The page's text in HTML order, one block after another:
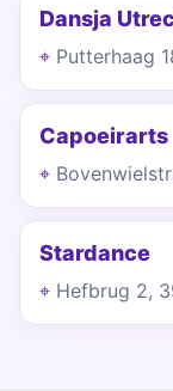
Dansja
Putterhaag
Capoeirarts
Stardance
Hefbrug 2,